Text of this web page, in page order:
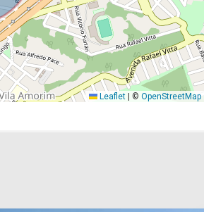
Leaflet © OpenStreetMap